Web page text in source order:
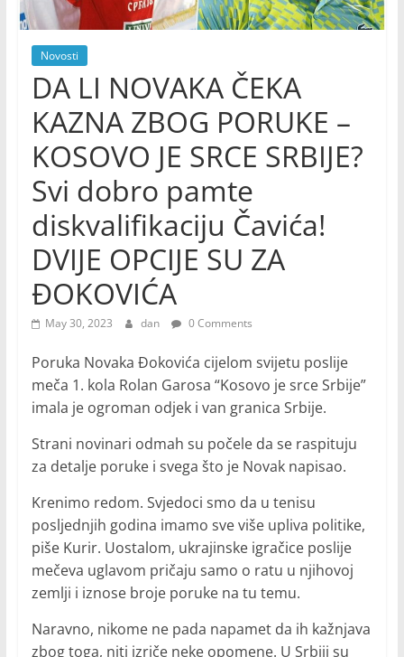
Novosti
DA LI NOVAKA ČEKA
KAZNA ZBOG PORUKE –
KOSOVO JE SRCE SRBIJE?
Svi dobro pamte
diskvalifikaciju Čavića!
DVIJE OPCIJE SU ZA
ĐOKOVIĆA
May 30, 2023 dan 0 Comments
Poruka Novaka Đokovića cijelom svijetu poslije
meča 1. kola Rolan Garosa “Kosovo je srce Srbije”
imala je ogroman odjek i van granica Srbije.
Strani novinari odmah su počele da se raspituju
za detalje poruke i svega što je Novak napisao.
Krenimo redom. Svjedoci smo da u tenisu
posljednjih godina imamo sve više upliva politike,
piše Kurir. Uostalom, ukrajinske igračice poslije
mečeva uglavom pričaju samo o ratu u njihovoj
zemlji i iznose broje poruke na tu temu.
Naravno, nikome ne pada napamet da ih kažnjava
zbog toga, niti izriče neke opomene. U Srbiji su